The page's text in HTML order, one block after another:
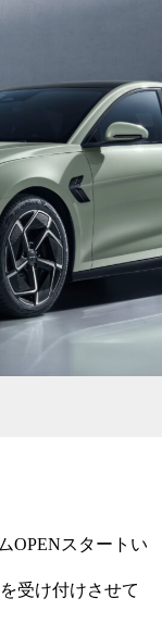
OPENスタートい
受け付けさせて